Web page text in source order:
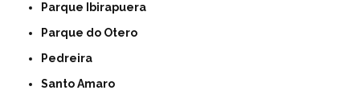
Parque Ibirapuera
Parque do Otero
Pedreira
Santo Amaro